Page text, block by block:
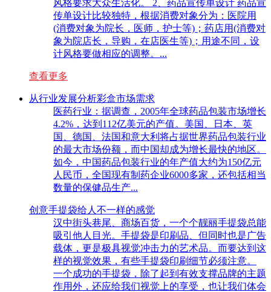
风格要求大众生活化。 2、药品宣传单设计 药品宣
传单设计比较独特，根据消费对象分为：医院用
(消费对象为院长，医师，护士等)；药店用(消费对
象为院店长，导购，在店医生等)；用途不同，设
计风格要做相应的调整。...
查看更多
从行业发展分析彩盒市场需求
医药行业：据调查，2005年全球药品包装市场增长
4.2%，达到112亿美元的产值。美国、日本、英
国、德国、法国和意大利将占据世界药品包装行业
的最大市场份额，而中国却成为增长最快的地区。
如今，中国药品包装行业的年产值大约为150亿元
人民币，全国现有制药企业6000多家，还包括相当
数量的保健品生产...
创意手提袋给人不一样的感觉
汉中街头巷尾、商场百货，一个个靓丽手提袋总能
吸引他人目光。手提袋是印刷品、但同时也是广告
载体，更是极具视觉冲击力的艺术品。而要达到这
样的视觉效果，有些手提袋印刷细节必须注意。
一个成功的手提袋，除了起到有效支撑品牌的主题
作用外，还应给我们视觉上的享受，也让我们体会